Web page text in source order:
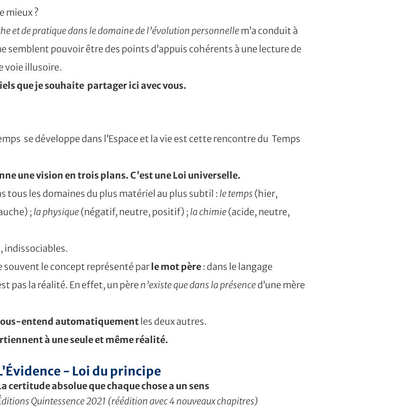
mieux ?
et de pratique dans le domaine de l’évolution personnellem’a conduit à
semblent pouvoir être des points d’appuis cohérents à une lecture de
voie illusoire.
que je souhaite partager ici avec vous.
se développe dans l’Espace et la vie est cette rencontre du Temps
une vision en trois plans.C’est une Loi universelle.
tous les domaines du plus matériel au plus subtil : le temps (hier,
; la physique(négatif, neutre, positif) ; la chimie(acide, neutre,
indissociables.
le concept représenté parle mot père: dans le langage
pas la réalité. En effet, un pèren’existe que dans la présenced’une mère
entend automatiquement les deux autres.
à une seule et même réalité.
- Loi du principe
certitude absolue que chaque chose a un sens
Quintessence 2021 (réédition avec 4 nouveaux chapitres)